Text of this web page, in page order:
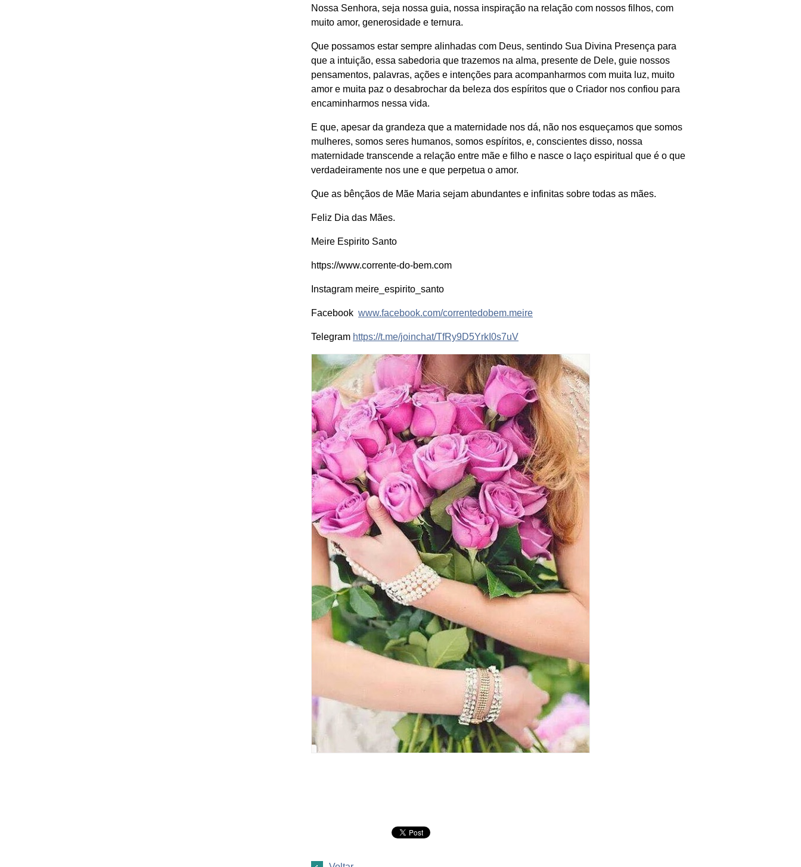
Nossa Senhora, seja nossa guia, nossa inspiração na relação com nossos filhos, com
muito amor, generosidade e ternura.
Que possamos estar sempre alinhadas com Deus, sentindo Sua Divina Presença para
que a intuição, essa sabedoria que trazemos na alma, presente de Dele, guie nossos
pensamentos, palavras, ações e intenções para acompanharmos com muita luz, muito
amor e muita paz o desabrochar da beleza dos espíritos que o Criador nos confiou para
encaminharmos nessa vida.
E que, apesar da grandeza que a maternidade nos dá, não nos esqueçamos que somos
mulheres, somos seres humanos, somos espíritos, e, conscientes disso, nossa
maternidade transcende a relação entre mãe e filho e nasce o laço espiritual que é o que
verdadeiramente nos une e que perpetua o amor.
Que as bênçãos de Mãe Maria sejam abundantes e infinitas sobre todas as mães.
Feliz Dia das Mães.
Meire Espirito Santo
https://www.corrente-do-bem.com
Instagram meire_espirito_santo
Facebook www.facebook.com/correntedobem.meire
Telegram https://t.me/joinchat/TfRy9D5YrkI0s7uV